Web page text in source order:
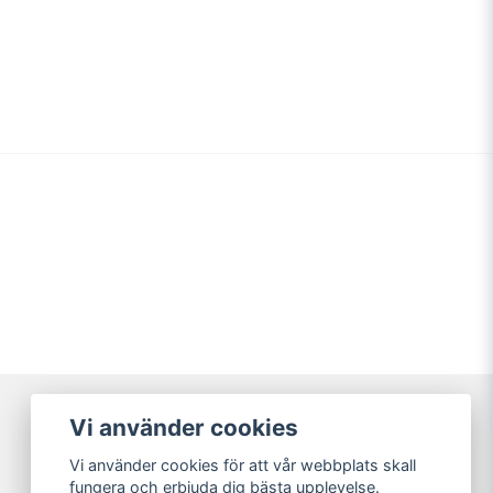
Vi använder cookies
Vi använder cookies för att vår webbplats skall
fungera och erbjuda dig bästa upplevelse.